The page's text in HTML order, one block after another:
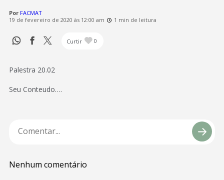
Por FACMAT
19 de fevereiro de 2020 às 12:00 am
1 min de leitura
Curtir 0
Palestra 20.02
Seu Conteudo….
Nenhum comentário